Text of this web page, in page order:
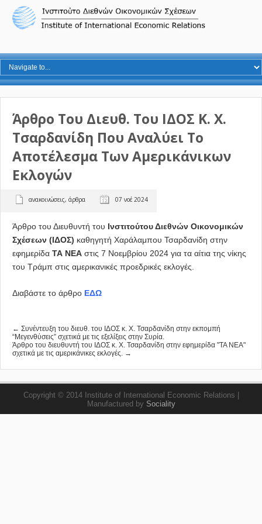
Άρθρο Του Διευθ. Του ΙΔΟΣ Κ. Χ.
Τσαρδανίδη Που Αναλύει Το
Αποτέλεσμα Των Αμερικάνικων
Εκλογών
ανακοινώσεις, άρθρα 07 νοέ 2024
Άρθρο του Διευθυντή του Ινστιτούτου Διεθνών Οικονομικών
Σχέσεων (ΙΔΟΣ) καθηγητή Χαράλαμπου Τσαρδανίδη στην
εφημερίδα ΤΑ ΝΕΑ στις 7 Νοεμβρίου 2024 για τα αίτια της νίκης
του Τράμπ στις αμερικανικές προεδρικές εκλογές.
Διαβάστε το άρθρο ΕΔΩ
← Συνέντευξη του διευθ. του ΙΔΟΣ κ. Χ. Τσαρδανίδη στην εκπομπή
“Μεγενθύσεις” σχετικά με τις εξελίξεις στην Συρία.
Άρθρο του διευθυντή του ΙΔΟΣ κ. Χ. Τσαρδανίδη στην εφημερίδα "ΤΑ ΝΕΑ"
σχετικά με τις αμερικάνικες εκλογές. →
Copyright © 2014 Institute of International Economic Relations |
Manufactured by Sociality